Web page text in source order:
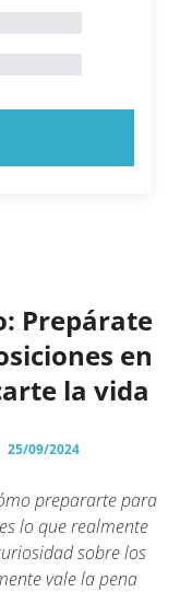
Prepárate
en
la vida
25/09/2024
prepararte para
lo que realmente
sobre los
vale la pena